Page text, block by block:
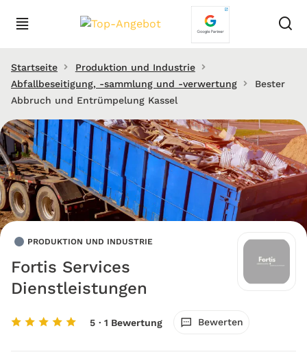
Startseite
Produktion und Industrie
Abfallbeseitigung, -sammlung und -verwertung
Bester
Abbruch und Entrümpelung Kassel
PRODUKTION UND INDUSTRIE
Fortis Services
Dienstleistungen
5 · 1 Bewertung Bewerten